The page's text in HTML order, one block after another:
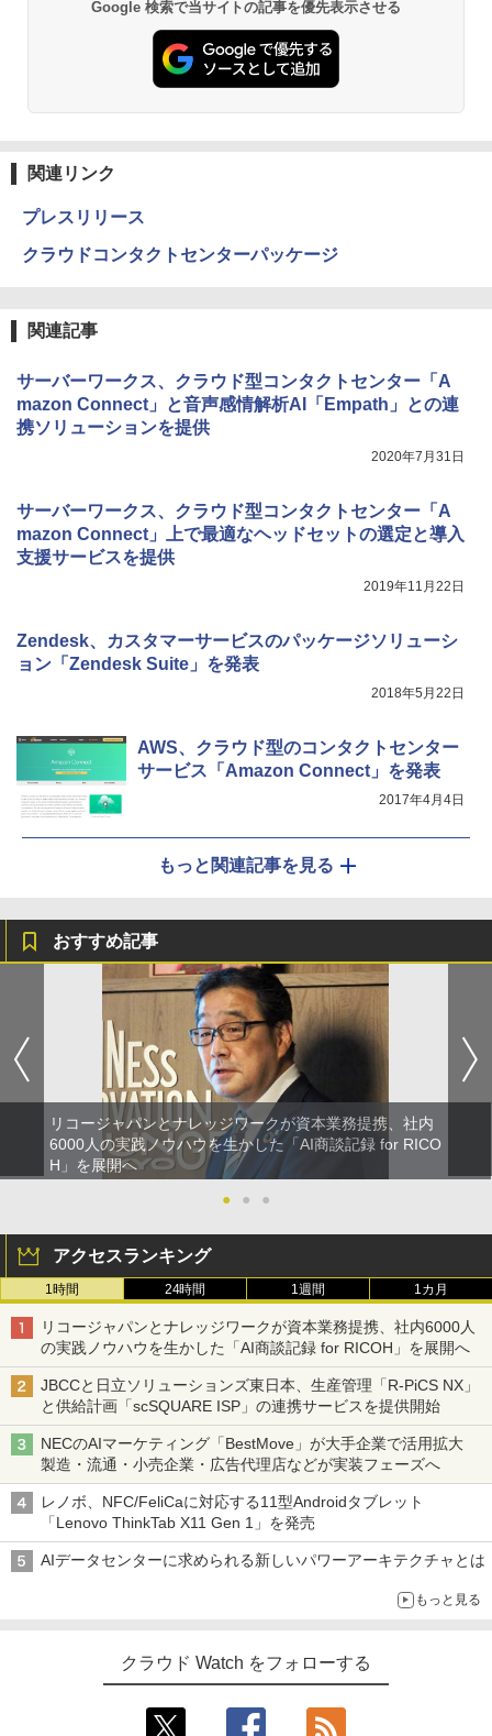
Google 検索で当サイトの記事を優先表示させる
関連リンク
プレスリリース
クラウドコンタクトセンターパッケージ
関連記事
サーバーワークス、クラウド型コンタクトセンター「A
mazon Connect」と音声感情解析AI「Empath」との連
携ソリューションを提供
2020年7月31日
サーバーワークス、クラウド型コンタクトセンター「A
mazon Connect」上で最適なヘッドセットの選定と導入
支援サービスを提供
2019年11月22日
Zendesk、カスタマーサービスのパッケージソリューシ
ョン「Zendesk Suite」を発表
2018年5月22日
AWS、クラウド型のコンタクトセンター
サービス「Amazon Connect」を発表
2017年4月4日
もっと関連記事を見る
おすすめ記事
リコージャパンとナレッジワークが資本業務提携、社内
6000人の実践ノウハウを生かした「AI商談記録 for RICO
H」を展開へ
●
● ●
アクセスランキング
1時間 24時間 1週間 1カ月
リコージャパンとナレッジワークが資本業務提携、社内6000人
の実践ノウハウを生かした「AI商談記録 for RICOH」を展開へ
JBCCと日立ソリューションズ東日本、生産管理「R-PiCS NX」
と供給計画「scSQUARE ISP」の連携サービスを提供開始
NECのAIマーケティング「BestMove」が大手企業で活用拡大
製造・流通・小売企業・広告代理店などが実装フェーズへ
レノボ、NFC/FeliCaに対応する11型Androidタブレット
「Lenovo ThinkTab X11 Gen 1」を発売
AIデータセンターに求められる新しいパワーアーキテクチャとは
もっと見る
クラウド Watch をフォローする